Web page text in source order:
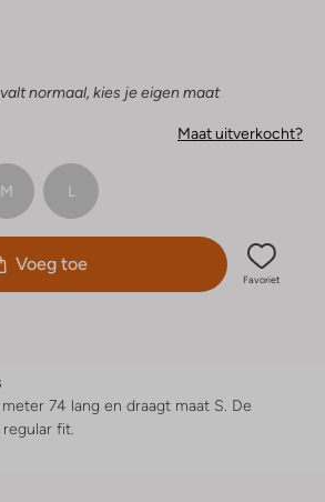
normaal, kies je eigen maat
Maat uitverkocht?
M L
Voeg toe
Favoriet
meter 74 lang en draagt maat S. De
regular fit